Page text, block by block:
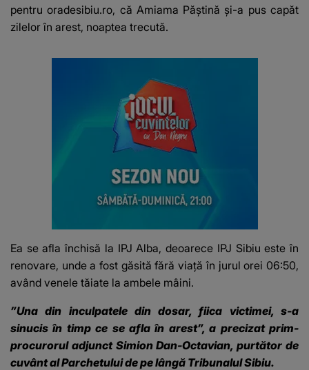
pentruoradesibiu.ro, că Amiama Păștină și-a pus capăt
zilelor în arest, noaptea trecută.
Ea se afla închisă la IPJ Alba, deoarece IPJ Sibiu este în
renovare, unde a fost găsită fără viață în jurul orei 06:50,
având venele tăiate la ambele mâini.
”Una din inculpatele din dosar, fiica victimei, s-a
sinucis în timp ce se afla în arest”, a precizat prim-
procurorul adjunct Simion Dan-Octavian, purtător de
cuvânt al Parchetului de pe lângă Tribunalul Sibiu.